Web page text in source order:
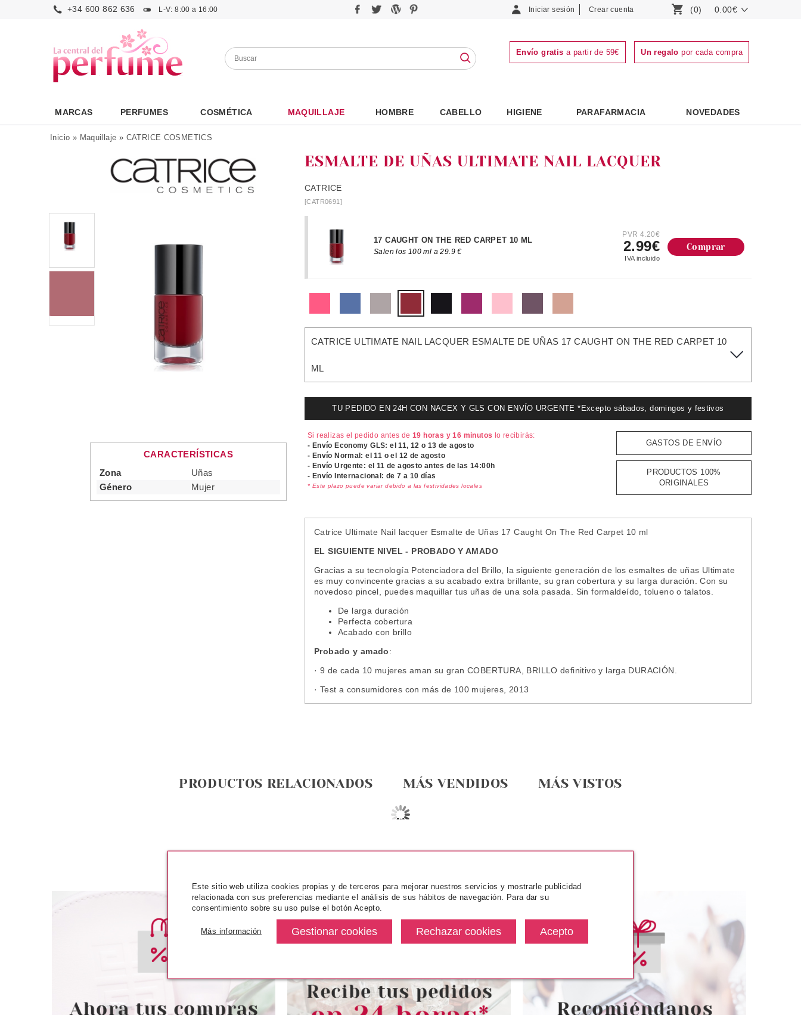
+34 600 862 636 L-V: 8:00 a 16:00 Iniciar sesión Crear cuenta (0) 0.00€
Envío gratis a partir de 59€ Un regalo por cada compra
MARCAS PERFUMES COSMÉTICA MAQUILLAJE HOMBRE CABELLO HIGIENE PARAFARMACIA NOVEDADES
Inicio » Maquillaje » CATRICE COSMETICS
CARACTERÍSTICAS
Zona
Uñas
Género
Mujer
ESMALTE DE UÑAS ULTIMATE NAIL LACQUER
CATRICE
[CATR0691]
17 CAUGHT ON THE RED CARPET 10 ML
Salen los 100 ml a 29.9 €
PVR 4.20€
2.99€
IVA incluido
Comprar
CATRICE ULTIMATE NAIL LACQUER ESMALTE DE UÑAS 17 CAUGHT ON THE RED CARPET 10
ML
TU PEDIDO EN 24H CON NACEX Y GLS CON ENVÍO URGENTE *Excepto sábados, domingos y festivos
Si realizas el pedido antes de19 horas y 16 minutos lo recibirás:
- Envío Economy GLS: el11, 12 o 13 de agosto
- Envío Normal: el11 o el 12 de agosto
- Envío Urgente: el 11 de agosto antes de las 14:00h
- Envío Internacional: de 7 a 10 días
* Este plazo puede variar debido a las festividades locales
GASTOS DE ENVÍO
PRODUCTOS 100%
ORIGINALES
Catrice Ultimate Nail lacquer Esmalte de Uñas 17 Caught On The Red Carpet 10 ml
EL SIGUIENTE NIVEL - PROBADO Y AMADO
Gracias a su tecnología Potenciadora del Brillo, la siguiente generación de los esmaltes de uñas Ultimate
es muy convincente gracias a su acabado extra brillante, su gran cobertura y su larga duración. Con su
novedoso pincel, puedes maquillar tus uñas de una sola pasada. Sin formaldeído, tolueno o talatos.
De larga duración
Perfecta cobertura
Acabado con brillo
Probado y amado:
· 9 de cada 10 mujeres aman su gran COBERTURA, BRILLO definitivo y larga DURACIÓN.
· Test a consumidores con más de 100 mujeres, 2013
PRODUCTOS RELACIONADOS MÁS VENDIDOS MÁS VISTOS
CATRICE ART COULEURS
Pvr 3.19€
desde
LIQUIDA SHINE APPEAL
INTENSE 010 WELCOME TO
THE CABARED
Pvr 4.59€
PRECISE LAPIZ CEJAS 030
DARK 0.05 G.
Pvr 3.39€
desde
ABSOLUTE 1020
COPPERCABANA
Pvr 3.20€
desde
CATRICE THE DEWY ROUTIN
THE DEWY POWDER
ILUMINADOR EN POLVO 03
HOLOGRAPHIC
Pvr 5.19€ desde
Este sitio web utiliza cookies propias y de terceros para mejorar nuestros servicios y mostrarle publicidad
relacionada con sus preferencias mediante el análisis de sus hábitos de navegación. Para dar su
consentimiento sobre su uso pulse el botón Acepto.
Más información